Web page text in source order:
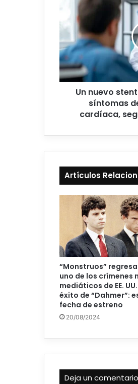
Un nuevo
síntomas
cardíaca,
Artículos
“Monstruos”
uno de los crímenes
mediáticos de EE.
éxito de “Dahmer”:
fecha de estreno
20/08/2024
Deja un comentario